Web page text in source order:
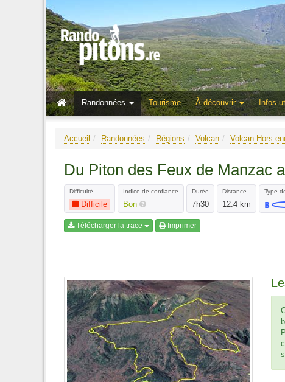
Randonnées
Tourisme À découvrir Infos
Accueil Randonnées Régions Volcan Volcan Hors
Du Piton des Feux de Manzac
Difficulté
Difficile
Indice de confiance
Bon
Durée
7h30
Distance
12.4 km
Type
Télécharger la trace Imprimer